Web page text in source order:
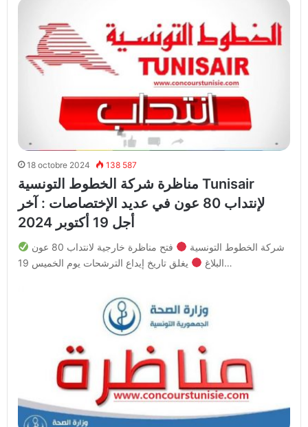
18 octobre 2024 138 587
مناظرة شركة الخطوط التونسية Tunisair
لإنتداب 80 عون في عديد الإختصاصات : آخر
أجل 19 أكتوبر 2024
شركة الخطوط التونسية
فتح مناظرة خارجية لانتداب 80 عون
البلاغيغلق تاريخ إيداع الترشحات يوم الخميس 19…